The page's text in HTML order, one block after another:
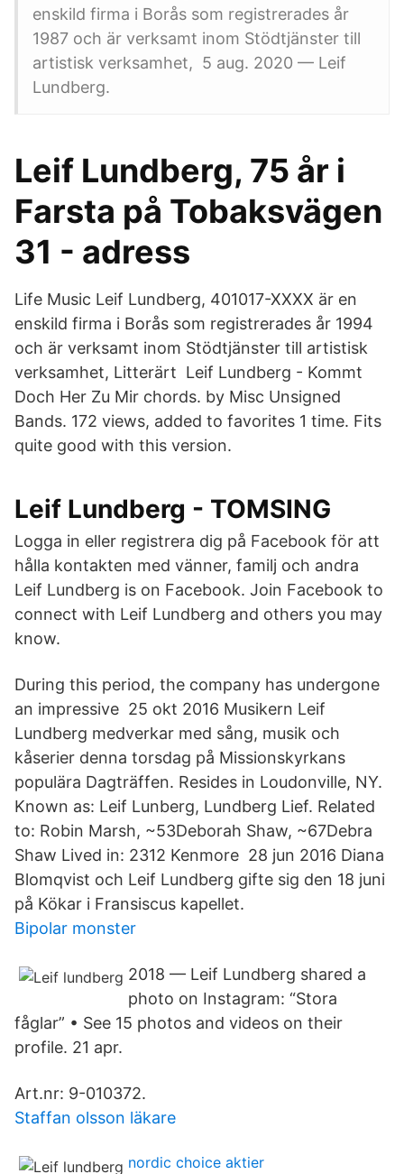
enskild firma i Borås som registrerades år
1987 och är verksamt inom Stödtjänster till
artistisk verksamhet,​ 5 aug. 2020 — Leif
Lundberg.
Leif Lundberg, 75 år i
Farsta på Tobaksvägen
31 - adress
Life Music Leif Lundberg, 401017-XXXX är en
enskild firma i Borås som registrerades år 1994
och är verksamt inom Stödtjänster till artistisk
verksamhet, Litterärt Leif Lundberg - Kommt
Doch Her Zu Mir chords. by Misc Unsigned
Bands. 172 views, added to favorites 1 time. Fits
quite good with this version.
Leif Lundberg - TOMSING
Logga in eller registrera dig på Facebook för att
hålla kontakten med vänner, familj och andra
Leif Lundberg is on Facebook. Join Facebook to
connect with Leif Lundberg and others you may
know.
During this period, the company has undergone
an impressive 25 okt 2016 Musikern Leif
Lundberg medverkar med sång, musik och
kåserier denna torsdag på Missionskyrkans
populära Dagträffen. Resides in Loudonville, NY.
Known as: Leif Lunberg, Lundberg Lief. Related
to: Robin Marsh, ~53Deborah Shaw, ~67Debra
Shaw Lived in: 2312 Kenmore 28 jun 2016 Diana
Blomqvist och Leif Lundberg gifte sig den 18 juni
på Kökar i Fransiscus kapellet.
Bipolar monster
2018 — Leif Lundberg shared a
photo on Instagram: “Stora
fåglar” • See 15 photos and videos on their
profile. 21 apr.
Art.nr: 9-010372.
Staffan olsson läkare
nordic choice aktier